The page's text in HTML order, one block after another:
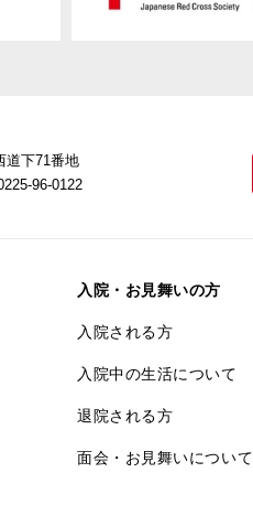
道下71番地
96-0122
入院・お見舞いの方
入院される方
入院中の生活について
退院される方
面会・お見舞いについて